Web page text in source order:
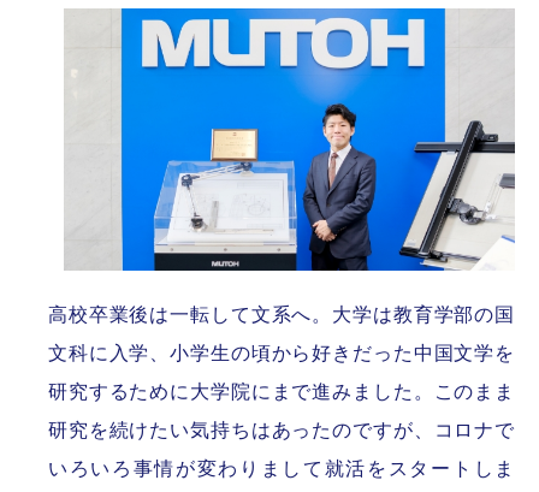
高校卒業後は一転して文系へ。大学は教育学部の国
文科に入学、小学生の頃から好きだった中国文学を
研究するために大学院にまで進みました。このまま
研究を続けたい気持ちはあったのですが、コロナで
いろいろ事情が変わりまして就活をスタートしま